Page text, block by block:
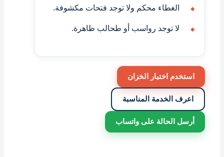
الغطاء محكم ولا توجد فتحات مكشوفة.
لا توجد رواسب أو طحالب ظاهرة.
استخدم اختبار الخزان
اعرف الخدمة المناسبة
أرسل الحالة على واتساب